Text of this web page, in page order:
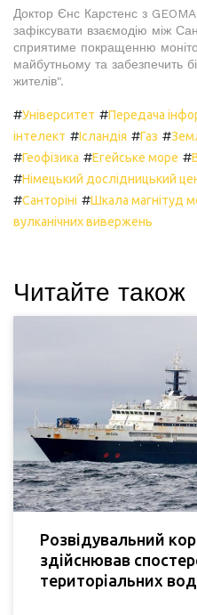
Доктор Єнс Карстенс з
зафіксувати взаємодію між
сприятиме покращенню
майбутньому та забезпечить
жителів".
#Університет #Передача
інтелект #Ісландія #Газ #
#Геофізика #Егейське море #
#Німецький дослідницький
#Санторіні #Шкала магнітуд
вулканічних вивержень
Читайте також
Розвідувальний
здійснював
територіальних